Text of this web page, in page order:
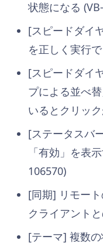
状態になる
[スピードダイ
を正しく実行
[スピードダイ
プによる並べ
いるとクリッ
[ステータスバ
「有効」を表
106570)
[同期] リモー
クライアント
[テーマ] 複数